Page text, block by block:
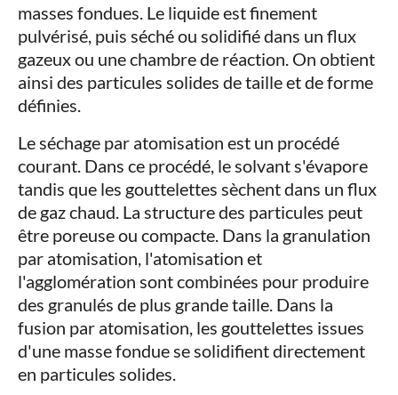
masses fondues. Le liquide est finement
pulvérisé, puis séché ou solidifié dans un flux
gazeux ou une chambre de réaction. On obtient
ainsi des particules solides de taille et de forme
définies.
Le séchage par atomisation est un procédé
courant. Dans ce procédé, le solvant s'évapore
tandis que les gouttelettes sèchent dans un flux
de gaz chaud. La structure des particules peut
être poreuse ou compacte. Dans la granulation
par atomisation, l'atomisation et
l'agglomération sont combinées pour produire
des granulés de plus grande taille. Dans la
fusion par atomisation, les gouttelettes issues
d'une masse fondue se solidifient directement
en particules solides.